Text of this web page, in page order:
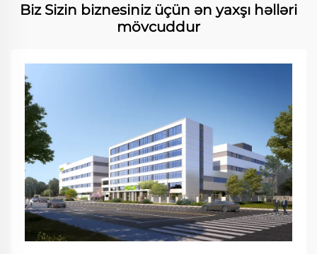
Biz Sizin biznesiniz üçün ən yaxşı həlləri
mövcuddur